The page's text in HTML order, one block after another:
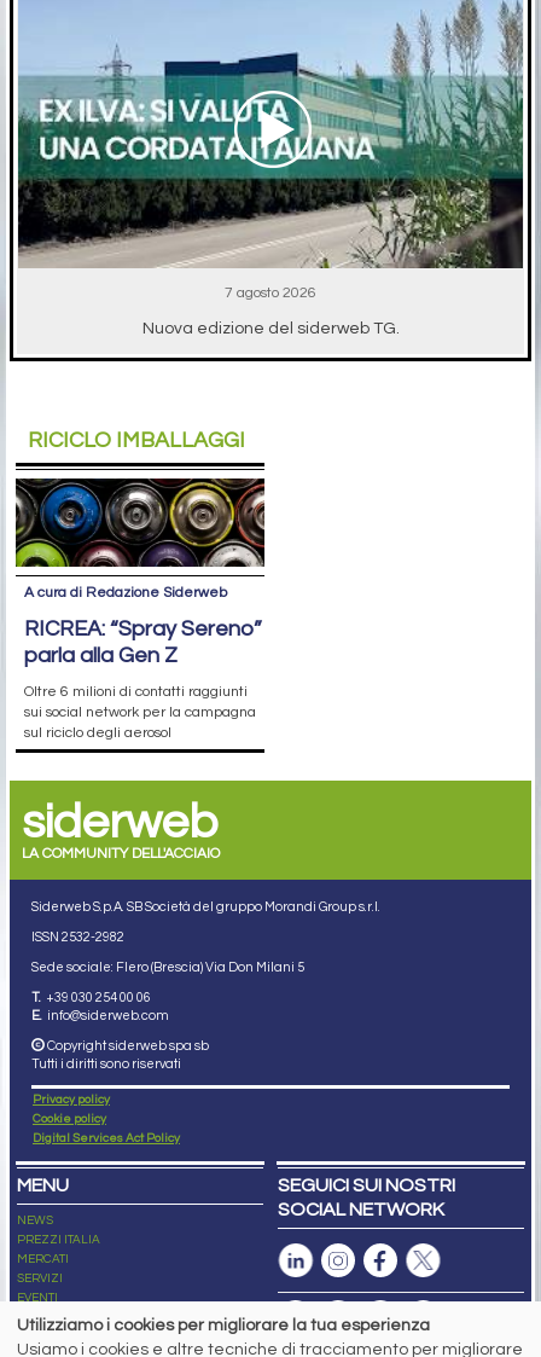
7 agosto 2026
Nuova edizione del siderweb TG.
RICICLO IMBALLAGGI
A cura di Redazione Siderweb
RICREA: “Spray Sereno”
parla alla Gen Z
Oltre 6 milioni di contatti raggiunti
sui social network per la campagna
sul riciclo degli aerosol
siderweb
LA COMMUNITY DELL'ACCIAIO
Siderweb S.p.A. SB Società del gruppo Morandi Group s.r.l.
ISSN 2532-2982
Sede sociale: Flero (Brescia) Via Don Milani 5
T. +39 030 254 00 06
E. info@siderweb.com
Copyright siderweb spa sb
Tutti i diritti sono riservati
Privacy policy
Cookie policy
Digital Services Act Policy
MENU
NEWS
PREZZI ITALIA
MERCATI
SERVIZI
EVENTI
ABBONAMENTI
SEGUICI SUI NOSTRI
SOCIAL NETWORK
Utilizziamo i cookies per migliorare la tua esperienza
Usiamo i cookies e altre tecniche di tracciamento per migliorare